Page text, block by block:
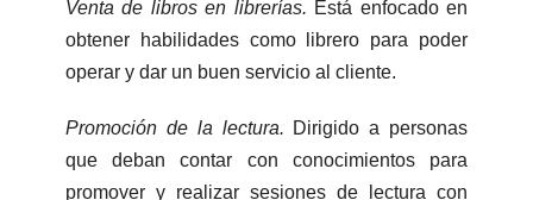
Venta de libros en librerías. Está enfocado en
obtener habilidades como librero para poder
operar y dar un buen servicio al cliente.
Promoción de la lectura. Dirigido a personas
que deban contar con conocimientos para
promover y realizar sesiones de lectura con